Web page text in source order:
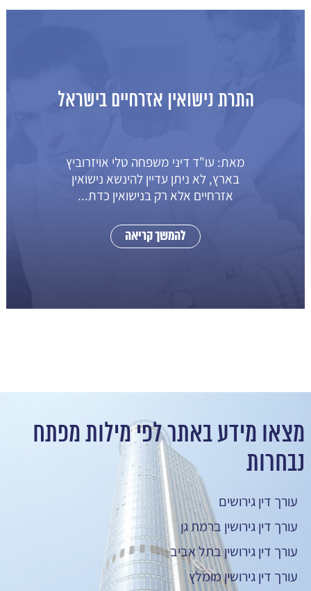
התרת נישואין אזרחיים בישראל
מאת: עו"ד דיני משפחה טלי אויזרוביץ
בארץ, לא ניתן עדיין להינשא נישואין
אזרחיים אלא רק בנישואין כדת...
להמשך קריאה
מצאו מידע באתר לפי מילות מפתח
נבחרות
עורך דין גירושים
עורך דין גירושין ברמת גן
עורך דין גירושין בתל אביב
עורך דין גירושין מומלץ